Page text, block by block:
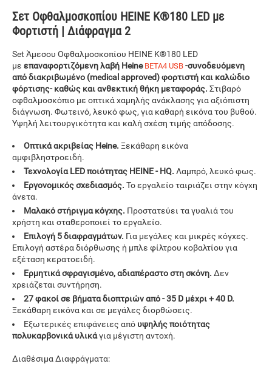
Σετ Οφθαλμοσκοπίου HEINE K®180 LED με
Φορτιστή | Διάφραγμα 2
Set Άμεσου Οφθαλμοσκοπίου HEINE K®180 LED
με επαναφορτιζόμενη λαβή Heine BETA4 USB -συνοδευόμενη
από διακριβωμένο (medical approved) φορτιστή και καλώδιο
φόρτισης- καθώς και ανθεκτική θήκη μεταφοράς. Στιβαρό
οφθαλμοσκόπιο με οπτικά χαμηλής ανάκλασης για αξιόπιστη
διάγνωση. Φωτεινό, λευκό φως, για καθαρή εικόνα του βυθού.
Υψηλή λειτουργικότητα και καλή σχέση τιμής απόδοσης.
Οπτικά ακριβείας Heine. Ξεκάθαρη εικόνα
αμφιβληστροειδή.
Τεχνολογία LED ποιότητας HEINE - HQ. Λαμπρό, λευκό φως.
Εργονομικός σχεδιασμός. Το εργαλείο ταιριάζει στην κόγχη
άνετα.
Μαλακό στήριγμα κόγχης. Προστατεύει τα γυαλιά του
χρήστη και σταθεροποιεί το εργαλείο.
Επιλογή 5 διαφραγμάτων. Για μεγάλες και μικρές κόγχες.
Επιλογή αστέρα διόρθωσης ή μπλε φίλτρου κοβαλτίου για
εξέταση κερατοειδή.
Ερμητικά σφραγισμένο, αδιαπέραστο στη σκόνη. Δεν
χρειάζεται συντήρηση.
27 φακοί σε βήματα διοπτριών από - 35 D μέχρι + 40 D.
Ξεκάθαρη εικόνα και σε μεγάλες διορθώσεις.
Εξωτερικές επιφάνειες από υψηλής ποιότητας
πολυκαρβονικά υλικάγια μέγιστη αντοχή.
Διαθέσιμα Διαφράγματα: